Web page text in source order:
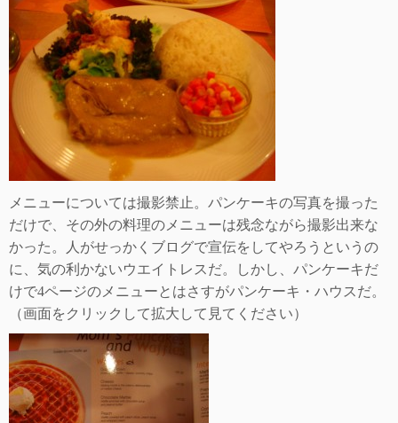
メニューについては撮影禁止。パンケーキの写真を撮った
だけで、その外の料理のメニューは残念ながら撮影出来な
かった。人がせっかくブログで宣伝をしてやろうというの
に、気の利かないウエイトレスだ。しかし、パンケーキだ
けで4ページのメニューとはさすがパンケーキ・ハウスだ。
（画面をクリックして拡大して見てください）